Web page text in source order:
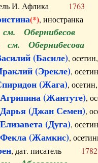
И. Афлика 1763
(*), иностранка
Обернибесов
см. Обернибесова
(Басиле),
(Эрекле),
(Жага),
(Жантуте),
(Джан Семен),
(Дуга),
(Жамкис),
, дат. писатель 1782